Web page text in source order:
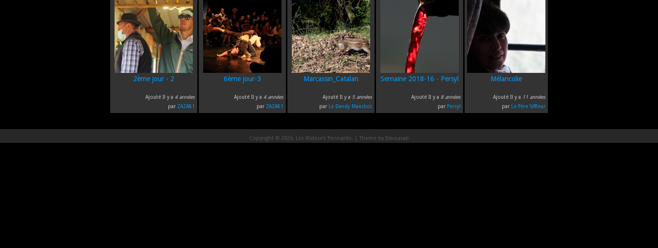
2ème jour - 2
Ajouté Il y a 4 années
par ZAZA81
6ème jour-3
Ajouté Il y a 4 années
par ZAZA81
Marcassin_Catalan
Ajouté Il y a 5 années
par Le Dandy Manchot
Semaine 2018-16 - Persyl
Ajouté Il y a 8 années
par Persyl
Mélancolie
Ajouté Il y a 11 années
par Le Père Siffleur
Copyright © 2026, Les Mateurs Pennards. | Theme by Devsaran